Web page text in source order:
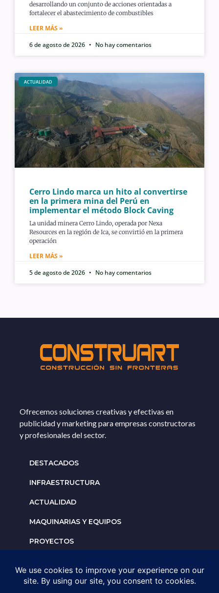
desarrollando un conjunto de acciones orientadas a
fortalecer el abastecimiento de combustibles
LEER MÁS »
6 de agosto de 2026
No hay comentarios
ACTUALIDAD
Cerro Lindo marca un hito al convertirse
en la primera mina del Perú en
implementar el método Block Caving
La unidad minera Cerro Lindo, operada por Nexa
Resources en la región de Ica, se convirtió en la primera
operación
LEER MÁS »
5 de agosto de 2026
No hay comentarios
Ofrecemos soluciones creativas y efectivas en
publicidad y marketing para empresas constructoras
y profesionales del sector.
DESTACADOS
INFRAESTRUCTURA
ACTUALIDAD
MAQUINARIAS Y EQUIPOS
PROYECTOS
Solicita un espacio para